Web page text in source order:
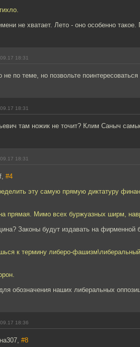
не хватает. Лето - оно особенно
18:31
не по теме, но позвольте
18:31
там ножик не точит? Клим Саныч
18:31
#4
эту самую прямую диктатуру
прямая. Мимо всех буржуазных ширм,
Законы будут издавать на фирменной
к термину либеро-
обозначения наших либеральных
18:36
#8